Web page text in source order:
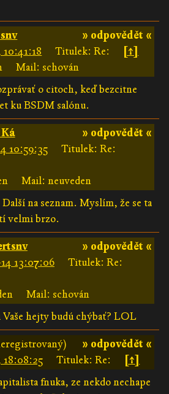
» odpovědět «
10:41:18 Titulek: Re:
[↑]
Mail: schován
o citoch, keď bezcitne
ku BSDM salónu.
» odpovědět «
10:59:35
Titulek: Re:
Mail: neuveden
na seznam. Myslím, že se ta
velmi brzo.
» odpovědět «
14 13:07:06
Titulek: Re:
Mail: schován
hejty budú chýbať? LOL
» odpovědět «
18:08:25 Titulek: Re:
[↑]
fnuka, ze nekdo nechape